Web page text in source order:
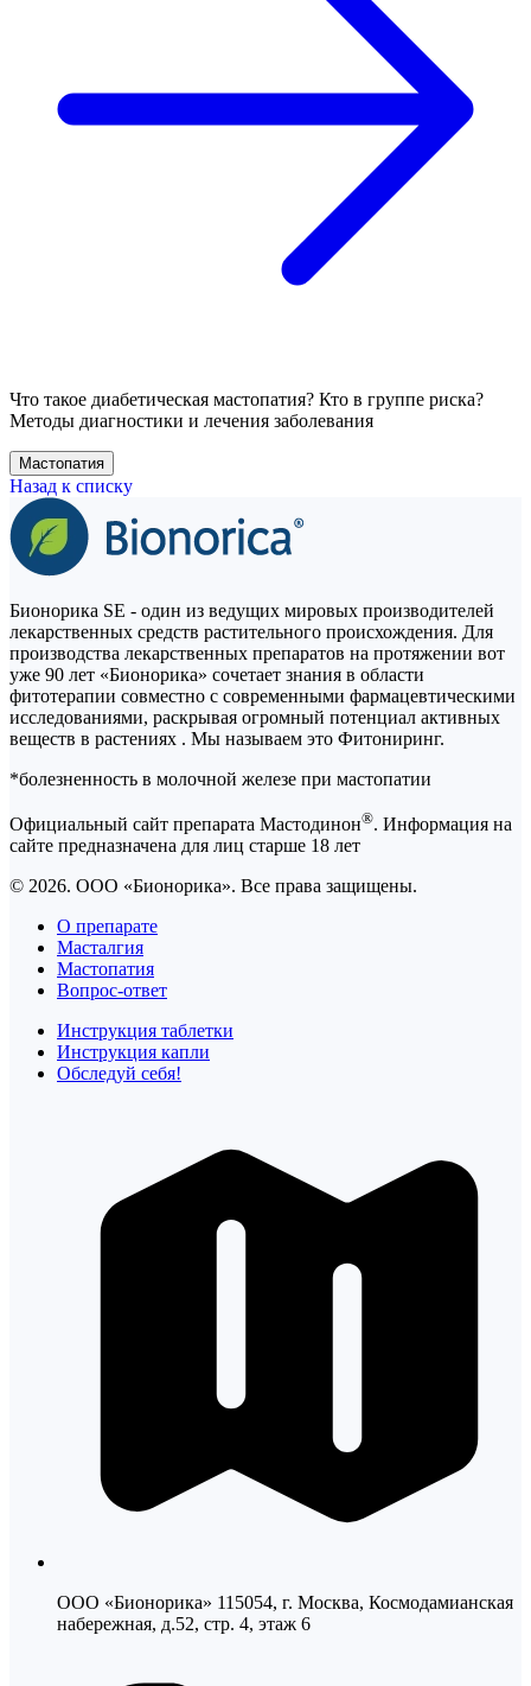
Что такое диабетическая мастопатия? Кто в группе риска?
Методы диагностики и лечения заболевания
Мастопатия
Назад к списку
Бионорика SE - один из ведущих мировых производителей
лекарственных средств растительного происхождения. Для
производства лекарственных препаратов на протяжении вот
уже 90 лет «Бионорика» сочетает знания в области
фитотерапии совместно с современными фармацевтическими
исследованиями, раскрывая огромный потенциал активных
веществ в растениях . Мы называем это Фитониринг.
*болезненность в молочной железе при мастопатии
Официальный сайт препарата Мастодинон®. Информация на
сайте предназначена для лиц старше 18 лет
© 2026. ООО «Бионорика». Все права защищены.
О препарате
Масталгия
Мастопатия
Вопрос-ответ
Инструкция таблетки
Инструкция капли
Обследуй себя!
ООО «Бионорика» 115054, г. Москва, Космодамианская
набережная, д.52, стр. 4, этаж 6